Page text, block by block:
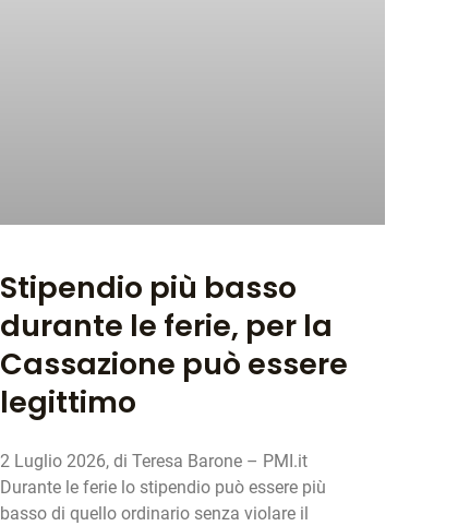
Stipendio più basso
durante le ferie, per la
Cassazione può essere
legittimo
2 Luglio 2026, di Teresa Barone – PMI.it
Durante le ferie lo stipendio può essere più
basso di quello ordinario senza violare il